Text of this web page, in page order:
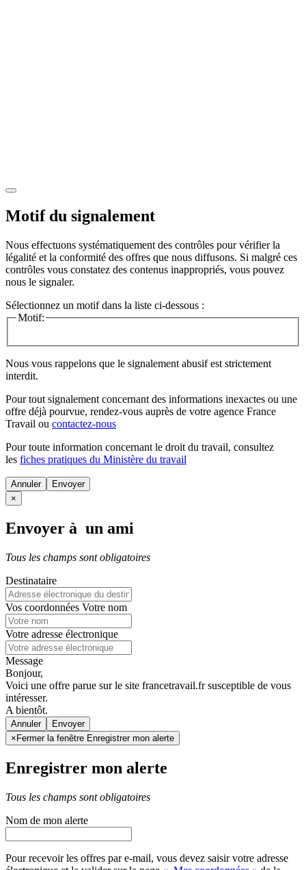
Motif du signalement
Nous effectuons systématiquement des contrôles pour vérifier la
légalité et la conformité des offres que nous diffusons. Si malgré ces
contrôles vous constatez des contenus inappropriés, vous pouvez
nous le signaler.
Sélectionnez un motif dans la liste ci-dessous :
Motif:
Nous vous rappelons que le signalement abusif est strictement
interdit.
Pour tout signalement concernant des informations inexactes ou une
offre déjà pourvue, rendez-vous auprès de votre agence France
Travail ou contactez-nous
Pour toute information concernant le droit du travail, consultez
les fiches pratiques du Ministère du travail
Annuler
×
Envoyer à un ami
Tous les champs sont obligatoires
Destinataire
Vos coordonnées Votre nom
Votre adresse électronique
Message
Bonjour,
Voici une offre parue sur le site francetravail.fr susceptible de vous
intéresser.
A bientôt.
Annuler
× Fermer la fenêtre Enregistrer mon alerte
Enregistrer mon alerte
Tous les champs sont obligatoires
Nom de mon alerte
Pour recevoir les offres par e-mail, vous devez saisir votre adresse